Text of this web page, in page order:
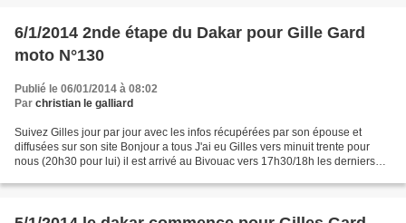
6/1/2014 2nde étape du Dakar pour Gille Gard
moto N°130
Publié le 06/01/2014 à 08:02
Par christian le galliard
Suivez Gilles jour par jour avec les infos récupérées par son épouse et
diffusées sur son site Bonjour a tous J'ai eu Gilles vers minuit trente pour
nous (20h30 pour lui) il est arrivé au Bivouac vers 17h30/18h les derniers